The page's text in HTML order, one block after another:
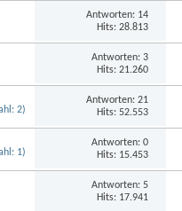
Antworten: 14
Hits: 28.813
Antworten: 3
Hits: 21.260
Antworten: 21
Hits: 52.553
Antworten: 0
Hits: 15.453
Antworten: 5
Hits: 17.941